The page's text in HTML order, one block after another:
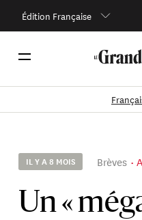
Édition Française
IL Y A 8 MOIS Brèves
Un «